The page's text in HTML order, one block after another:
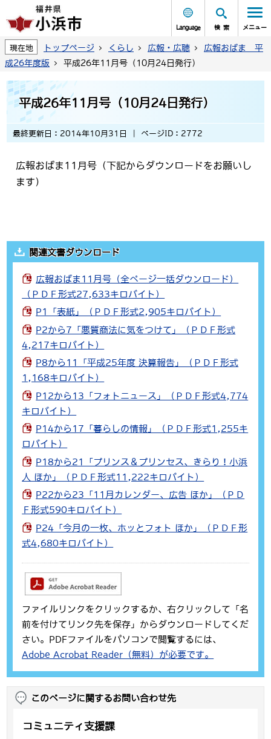
Language 検索 メニュー
現在地 トップページ くらし 広報・広聴
広報おばま 平
成26年度版
平成26年11月号（10月24日発行）
平成26年11月号（10月24日発行）
最終更新日：2014年10月31日 ページID：2772
広報おばま11月号（下記からダウンロードをお願いし
ます）
関連文書ダウンロード
広報おばま11月号（全ページ一括ダウンロード）
（ＰＤＦ形式27,633キロバイト）
P1「表紙」（ＰＤＦ形式2,905キロバイト）
P2から7「悪質商法に気をつけて」（ＰＤＦ形式
4,217キロバイト）
P8から11「平成25年度 決算報告」（ＰＤＦ形式
1,168キロバイト）
P12から13「フォトニュース」（ＰＤＦ形式4,774
キロバイト）
P14から17「暮らしの情報」（ＰＤＦ形式1,255キ
ロバイト）
P18から21「プリンス＆プリンセス、きらり！小浜
人 ほか」（ＰＤＦ形式11,222キロバイト）
P22から23「11月カレンダー、広告 ほか」（ＰＤ
Ｆ形式590キロバイト）
P24「今月の一枚、ホッとフォト ほか」（ＰＤＦ形
式4,680キロバイト）
ファイルリンクをクリックするか、右クリックして「名
前を付けてリンク先を保存」からダウンロードしてくだ
さい。PDFファイルをパソコンで閲覧するには、
Adobe Acrobat Reader（無料）が必要です。
このページに関するお問い合わせ先
コミュニティ支援課